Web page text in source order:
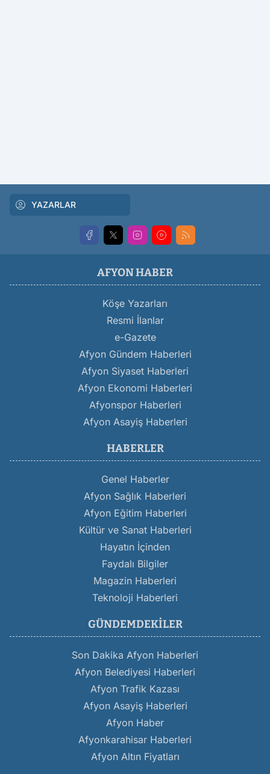
YAZARLAR
AFYON HABER
Köşe Yazarları
Resmi İlanlar
e-Gazete
Afyon Gündem Haberleri
Afyon Siyaset Haberleri
Afyon Ekonomi Haberleri
Afyonspor Haberleri
Afyon Asayiş Haberleri
HABERLER
Genel Haberler
Afyon Sağlık Haberleri
Afyon Eğitim Haberleri
Kültür ve Sanat Haberleri
Hayatın İçinden
Faydalı Bilgiler
Magazin Haberleri
Teknoloji Haberleri
GÜNDEMDEKILER
Son Dakika Afyon Haberleri
Afyon Belediyesi Haberleri
Afyon Trafik Kazası
Afyon Asayiş Haberleri
Afyon Haber
Afyonkarahisar Haberleri
Afyon Altın Fiyatları